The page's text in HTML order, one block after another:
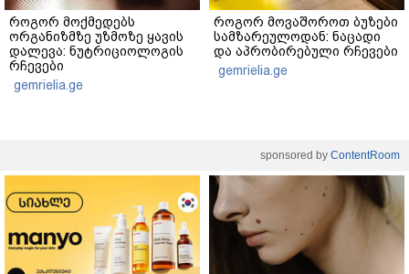
როგორ მოქმედებს
ორგანიზმზე უზმოზე ყავის
დალევა: ნუტრიციოლოგის
რჩევები
gemrielia.ge
როგორ მოვაშოროთ ბუზები
სამზარეულოდან: ნაცადი
და აპრობირებული რჩევები
gemrielia.ge
sponsored by ContentRoom